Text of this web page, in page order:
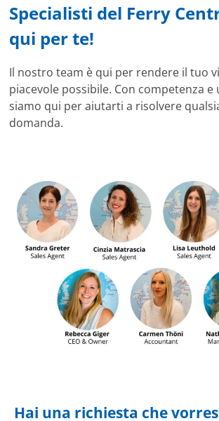
Specialisti del Ferry
qui per te!
Il nostro team è qui per rendere il tuo
piacevole possibile. Con competenza e
siamo qui per aiutarti a risolvere
domanda.
Hai una richiesta che